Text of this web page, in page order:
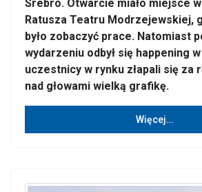
Srebro. Otwarcie miało miejsce
Ratusza Teatru Modrzejewskiej,
było zobaczyć prace. Natomiast
wydarzeniu odbył się happening
uczestnicy w rynku złapali się za
nad głowami wielką grafikę.
Więcej…